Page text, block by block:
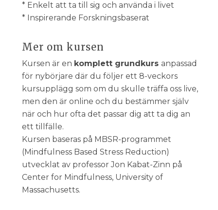
* Enkelt att ta till sig och använda i livet
* Inspirerande Forskningsbaserat
Mer om kursen
Kursen är en komplett grundkurs anpassad
för nybörjare där du följer ett 8-veckors
kursupplägg som om du skulle träffa oss live,
men den är online och du bestämmer själv
när och hur ofta det passar dig att ta dig an
ett tillfälle.
Kursen baseras på MBSR-programmet
(Mindfulness Based Stress Reduction)
utvecklat av professor Jon Kabat-Zinn på
Center for Mindfulness, University of
Massachusetts.